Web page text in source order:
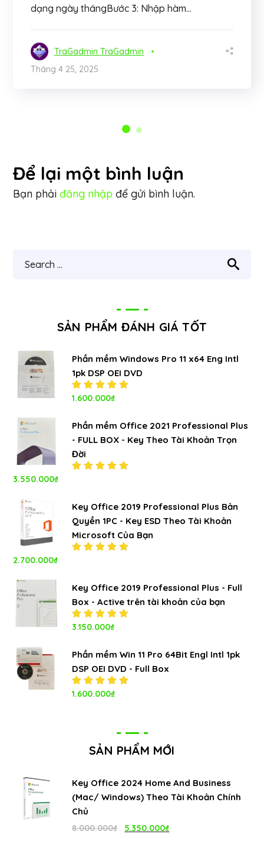
dạng ngày thángBước 3: Nhập hàm...
TraGadmin TraGadmin
Tháng 4 25, 2025
Để lại một bình luận
Bạn phảiđăng nhập để gửi bình luận.
SẢN PHẨM ĐÁNH GIÁ TỐT
Phần mềm Windows Pro 11 x64 Eng Intl
1pk DSP OEI DVD
Được xếp
sao
1.600.000₫
Phần mềm Office 2021 Professional Plus
- FULL BOX - Key Theo Tài Khoản Trọn
Đời
sao
3.550.000₫
Key Office 2019 Professional Plus Bản
Quyền 1PC - Key ESD Theo Tài Khoản
Microsoft Của Bạn
sao
2.700.000₫
Key Office 2019 Professional Plus - Full
Box - Active trên tài khoản của bạn
Được xếp
sao
3.150.000₫
Phần mềm Win 11 Pro 64Bit Engl Intl 1pk
DSP OEI DVD - Full Box
Được xếp
1.600.000₫
SẢN PHẨM MỚI
Key Office 2024 Home And Business
(Mac/ Windows) Theo Tài Khoản Chính
Chủ
8.000.000₫
Giá
5.350.000₫